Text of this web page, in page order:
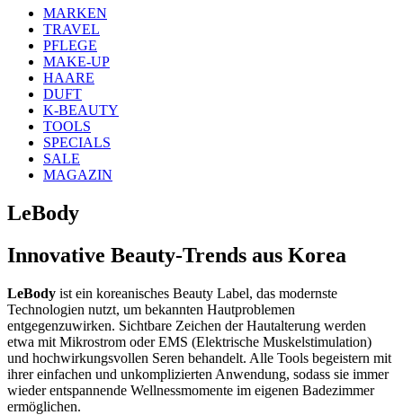
MARKEN
TRAVEL
PFLEGE
MAKE-UP
HAARE
DUFT
K-BEAUTY
TOOLS
SPECIALS
SALE
MAGAZIN
LeBody
Innovative Beauty-Trends aus Korea
LeBody ist ein koreanisches Beauty Label, das modernste
Technologien nutzt, um bekannten Hautproblemen
entgegenzuwirken. Sichtbare Zeichen der Hautalterung werden
etwa mit Mikrostrom oder EMS (Elektrische Muskelstimulation)
und hochwirkungsvollen Seren behandelt. Alle Tools begeistern mit
ihrer einfachen und unkomplizierten Anwendung, sodass sie immer
wieder entspannende Wellnessmomente im eigenen Badezimmer
ermöglichen.